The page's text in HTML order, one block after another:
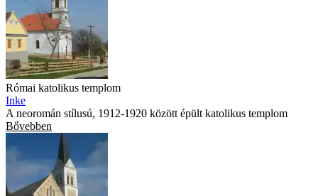
Római katolikus templom
Inke
A neoromán stílusú, 1912-1920 között épült katolikus templom
Bővebben